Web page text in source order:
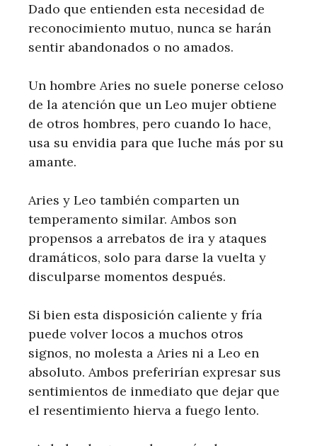
Dado que entienden esta necesidad de
reconocimiento mutuo, nunca se harán
sentir abandonados o no amados.
Un hombre Aries no suele ponerse celoso
de la atención que un Leo mujer obtiene
de otros hombres, pero cuando lo hace,
usa su envidia para que luche más por su
amante.
Aries y Leo también comparten un
temperamento similar. Ambos son
propensos a arrebatos de ira y ataques
dramáticos, solo para darse la vuelta y
disculparse momentos después.
Si bien esta disposición caliente y fría
puede volver locos a muchos otros
signos, no molesta a Aries ni a Leo en
absoluto. Ambos preferirían expresar sus
sentimientos de inmediato que dejar que
el resentimiento hierva a fuego lento.